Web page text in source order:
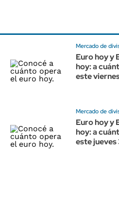
Mercado de
Euro hoy y
hoy: a
este
Mercado de
Euro hoy y
hoy: a
este